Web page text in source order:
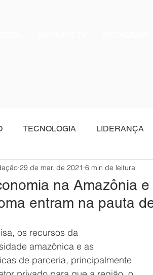
TECNOLOGIA LIDERANÇA
Senior Sistemas Oracle
na Amazônia
entram na pauta
29 de mar. de 2021 6 min de leitura
os recursos da
amazônica e as
de parceria, principalmente